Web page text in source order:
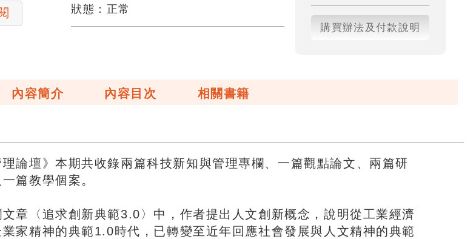
狀態： 正常
購買辦法及付款說明
內容簡介 內容目次 相關書籍
理論壇》本期共收錄兩篇科技新知與管理專欄、一篇觀點論文、兩篇研
篇教學個案。
章〈追求創新典範3.0〉中，作者提出人文創新概念，說明從工業經濟
家精神的典範1.0時代，已轉變至近年回應社會發展與人文精神的典範